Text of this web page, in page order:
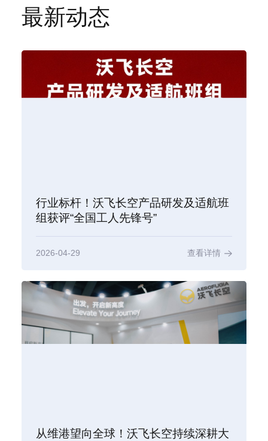
最新动态
行业标杆！沃飞长空产品研发及适航班
组获评“全国工人先锋号”
2026-04-29 查看详情
从维港望向全球！沃飞长空持续深耕大